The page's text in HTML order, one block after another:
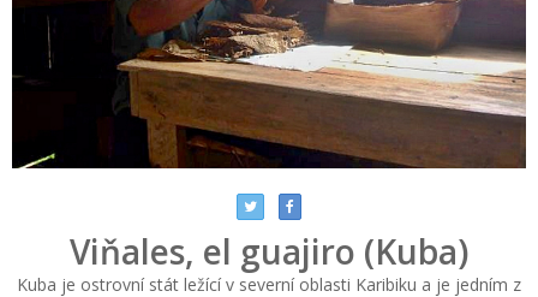
Viňales, el guajiro (Kuba)
Kuba je ostrovní stát ležící v severní oblasti Karibiku a je jedním z